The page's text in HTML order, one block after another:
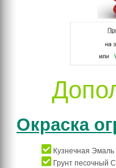
Окраска
Кузнечная
Грунт песочный